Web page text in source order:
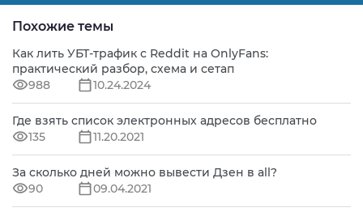
Похожие темы
Как лить УБТ-трафик с Reddit на OnlyFans:
практический разбор, схема и сетап
988
10.24.2024
Где взять список электронных адресов бесплатно
135
11.20.2021
За сколько дней можно вывести Дзен в all?
90
09.04.2021